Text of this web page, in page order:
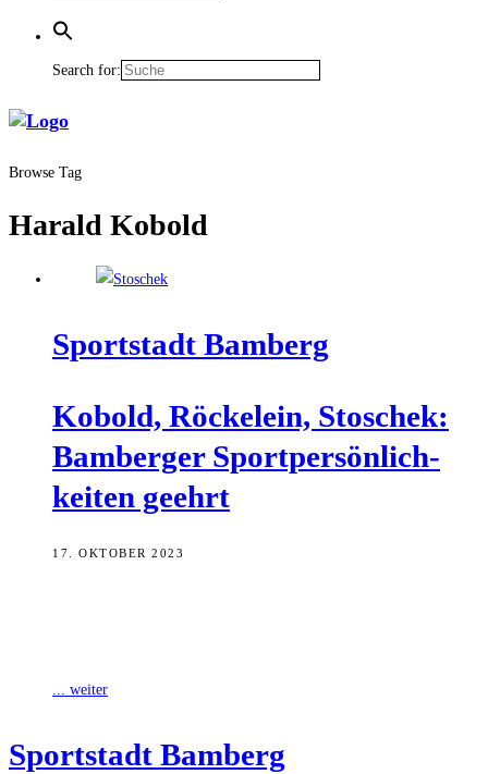
Search for:
Browse Tag
Harald Kobold
Sport­stadt Bamberg
Kobold, Röckel­ein, Sto­schek:
Bam­ber­ger Sport­per­sön­lich­
kei­ten geehrt
17. OKTOBER 2023
... weiter
Sport­stadt Bamberg